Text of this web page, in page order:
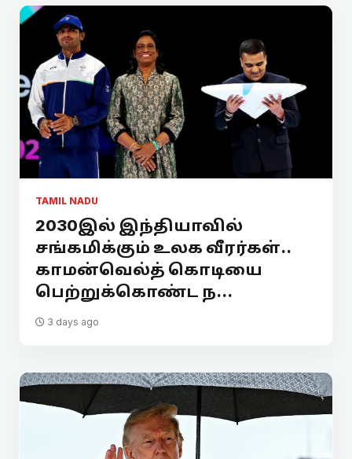
TAMIL NADU
2030இல் இந்தியாவில்
சங்கமிக்கும் உலக வீரர்கள்..
காமன்வெல்த் கொடியை
பெற்றுக்கொண்ட ந...
3 days ago